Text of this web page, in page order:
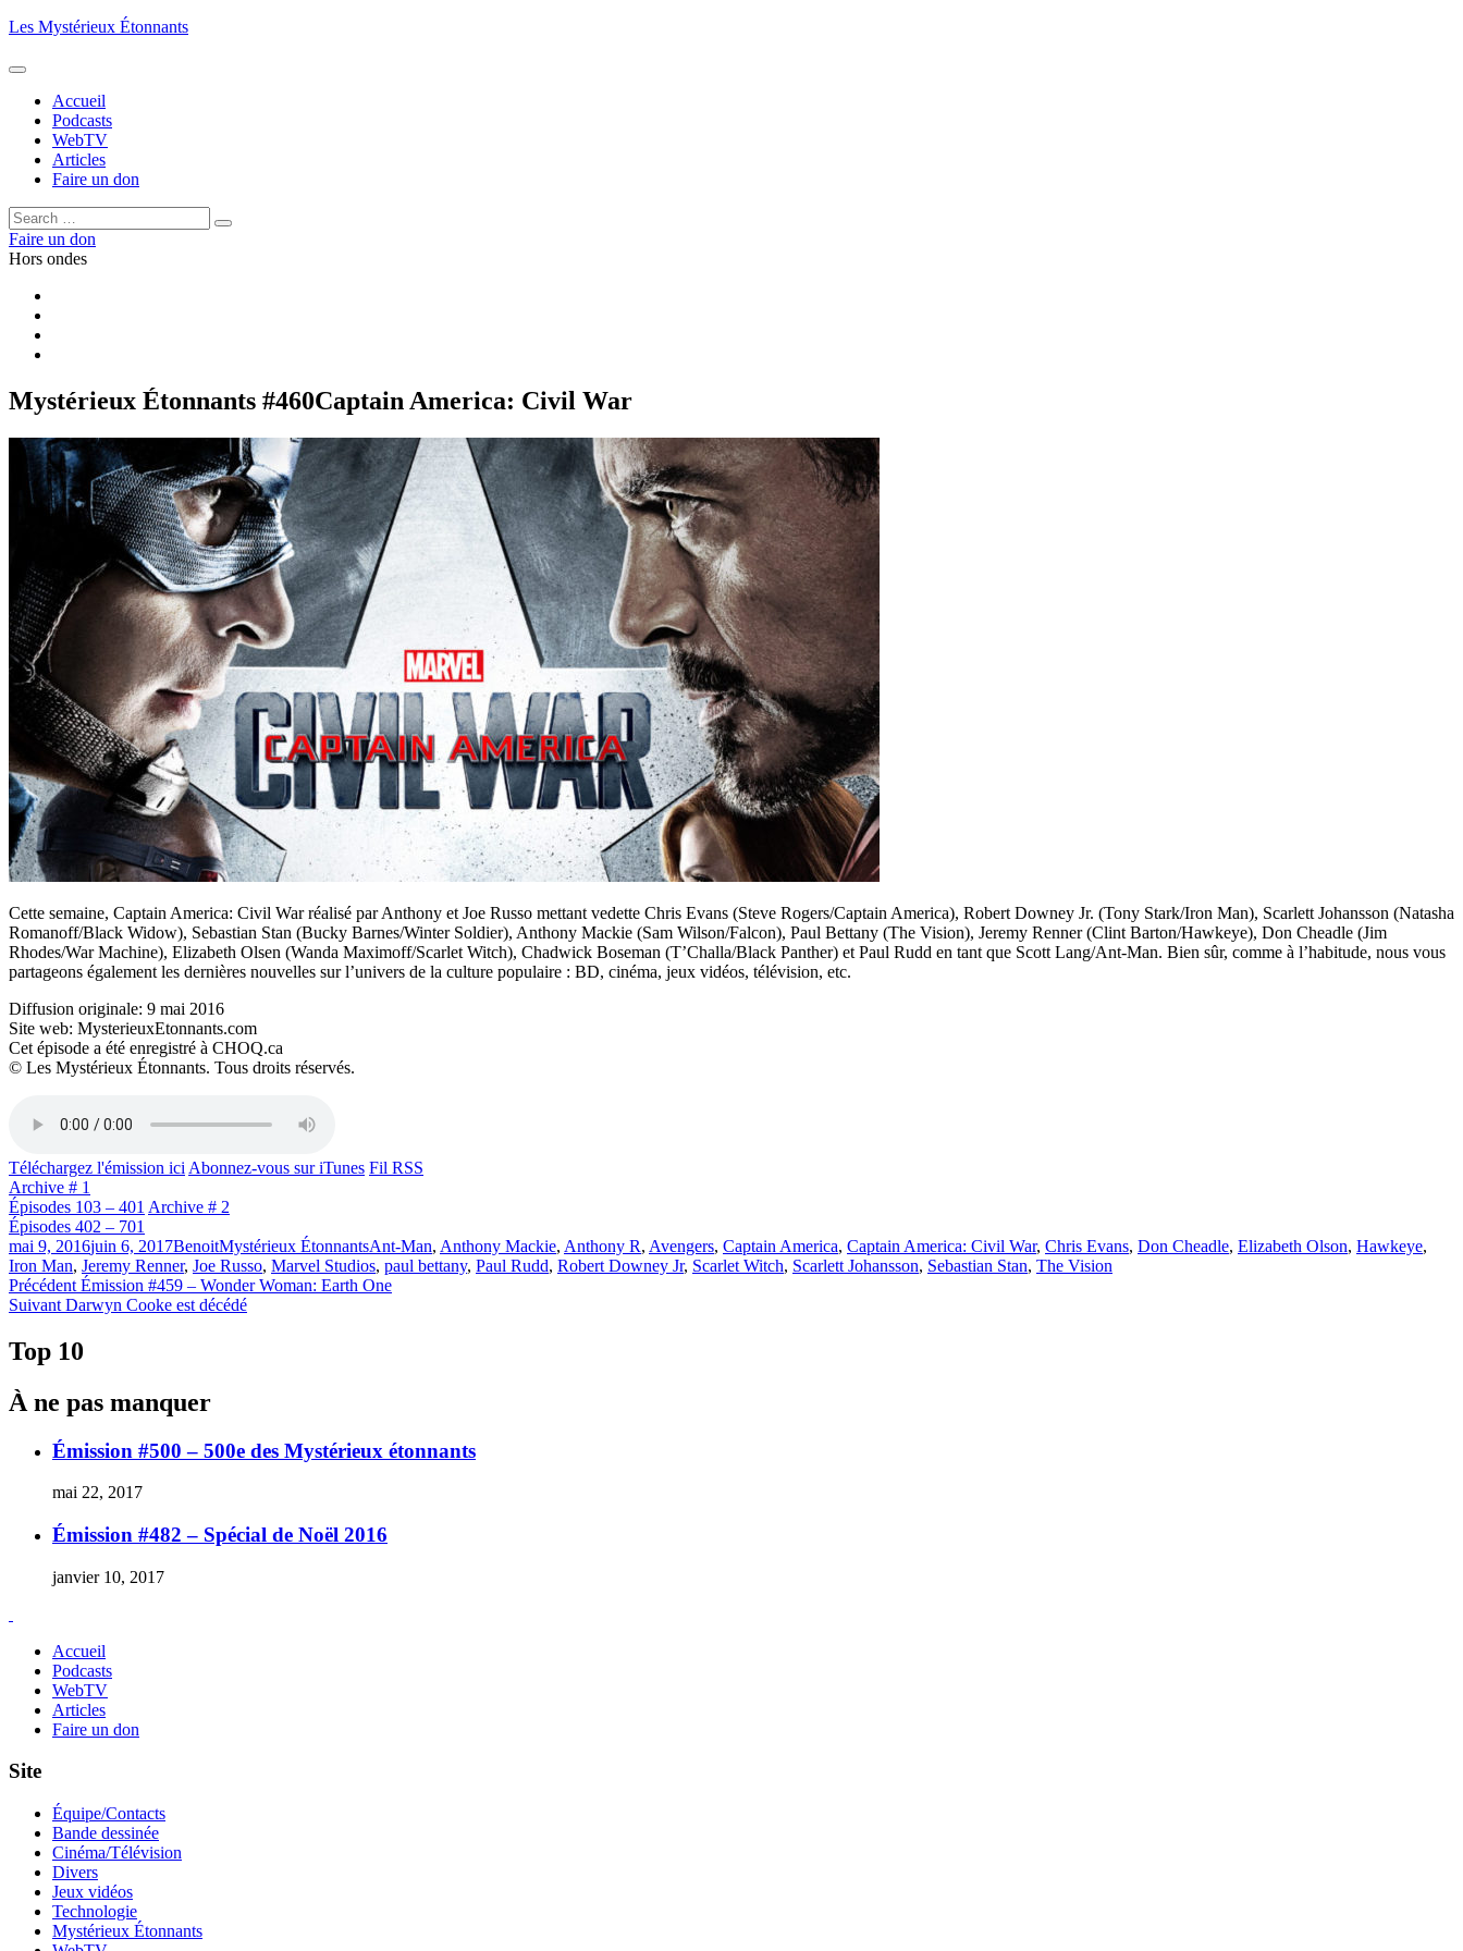
Aller
contenu
Les Mystérieux Étonnants
Accueil
Podcasts
WebTV
Articles
Faire un don
Rechercher :
Rechercher
Faire un don
Hors ondes
Mystérieux Étonnants #460Captain America: Civil War
Cette semaine, Captain America: Civil War réalisé par Anthony et Joe Russo mettant vedette Chris Evans (Steve Rogers/Captain America), Robert Downey Jr. (Tony Stark/Iron Man), Scarlett Johansson (Natasha
Romanoff/Black Widow), Sebastian Stan (Bucky Barnes/Winter Soldier), Anthony Mackie (Sam Wilson/Falcon), Paul Bettany (The Vision), Jeremy Renner (Clint Barton/Hawkeye), Don Cheadle (Jim
Rhodes/War Machine), Elizabeth Olsen (Wanda Maximoff/Scarlet Witch), Chadwick Boseman (T’Challa/Black Panther) et Paul Rudd en tant que Scott Lang/Ant-Man. Bien sûr, comme à l’habitude, nous vous
partageons également les dernières nouvelles sur l’univers de la culture populaire : BD, cinéma, jeux vidéos, télévision, etc.
Diffusion originale: 9 mai 2016
Site web: MysterieuxEtonnants.com
Cet épisode a été enregistré à CHOQ.ca
© Les Mystérieux Étonnants. Tous droits réservés.
Téléchargez l'émission ici Abonnez-vous sur iTunes Fil RSS
Archive # 1
Épisodes 103 – 401 Archive # 2
Épisodes 402 – 701
Publié
le
mai 9, 2016juin 6, 2017BenoitCatégories
Mystérieux ÉtonnantsÉtiquettes
Ant-Man, Anthony Mackie, Anthony R, Avengers, Captain America, Captain America: Civil War, Chris Evans, Don Cheadle, Elizabeth Olson, Hawkeye,
Iron Man, Jeremy Renner, Joe Russo, Marvel Studios, paul bettany, Paul Rudd, Robert Downey Jr, Scarlet Witch, Scarlett Johansson, Sebastian Stan, The Vision
Navigation
de
l'article
Précédent Article
précédent :
Émission #459 – Wonder Woman: Earth One
Suivant Article
Darwyn Cooke est décédé
Top 10
À ne pas manquer
Émission #500 – 500e des Mystérieux étonnants
mai 22, 2017
Émission #482 – Spécial de Noël 2016
janvier 10, 2017
Accueil
Podcasts
WebTV
Articles
Faire un don
Site
Équipe/Contacts
Bande dessinée
Cinéma/Télévision
Divers
Jeux vidéos
Technologie
Mystérieux Étonnants